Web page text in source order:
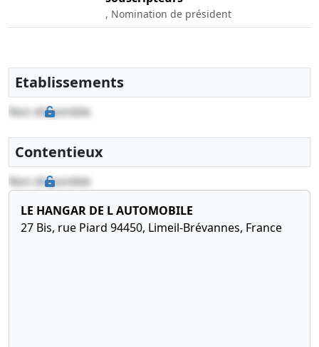
, Nomination de président
Etablissements
Non disponible
Contentieux
Non disponible
LE HANGAR DE L AUTOMOBILE
27 Bis, rue Piard 94450, Limeil-Brévannes, France